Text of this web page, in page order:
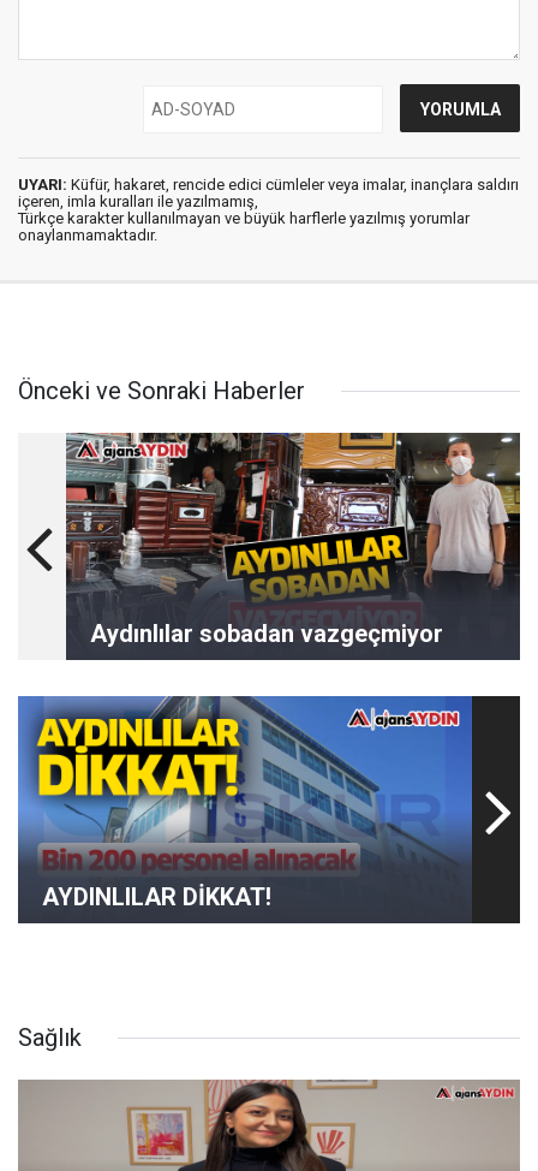
UYARI: Küfür, hakaret, rencide edici cümleler veya imalar, inançlara saldırı
içeren, imla kuralları ile yazılmamış,
Türkçe karakter kullanılmayan ve büyük harflerle yazılmış yorumlar
onaylanmamaktadır.
Önceki ve Sonraki Haberler
Aydınlılar sobadan vazgeçmiyor
AYDINLILAR DİKKAT!
Sağlık